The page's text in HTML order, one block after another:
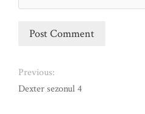
Previous:
Dexter sezonul 4